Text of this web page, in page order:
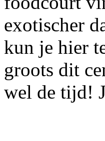
exotischer
kun je hier
groots dit
wel de tijd!